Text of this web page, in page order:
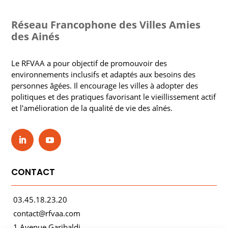
Réseau Francophone des Villes Amies
des Ainés
Le RFVAA a pour objectif de promouvoir des
environnements inclusifs et adaptés aux besoins des
personnes âgées. Il encourage les villes à adopter des
politiques et des pratiques favorisant le vieillissement actif
et l'amélioration de la qualité de vie des aînés.
CONTACT
03.45.18.23.20
contact@rfvaa.com